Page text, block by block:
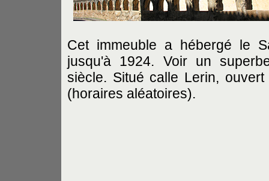
Cet immeuble a hébergé le
jusqu'à 1924. Voir un
siècle. Situé calle Lerin,
(horaires aléatoires).